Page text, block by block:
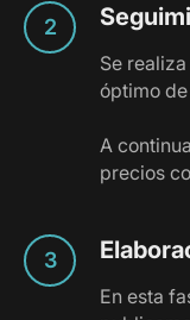
Se
óptimo
A
precios
En esta